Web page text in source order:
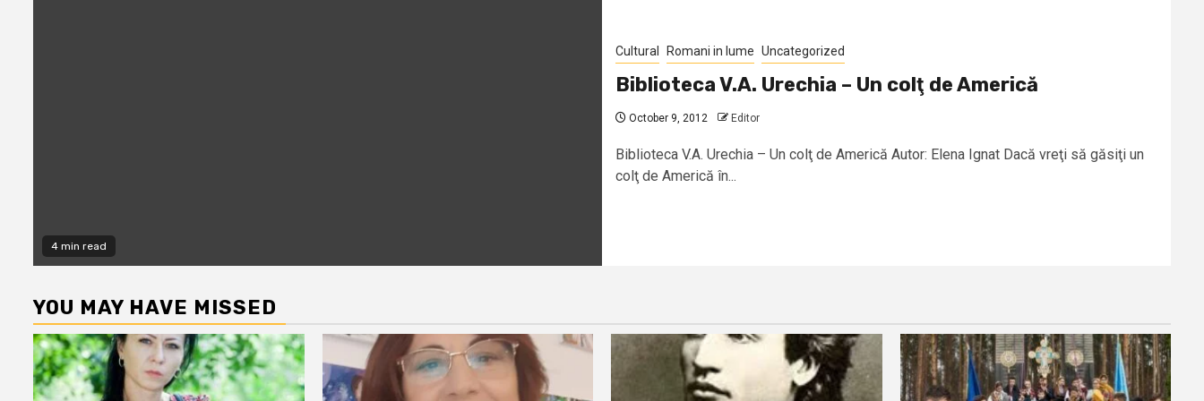
4 min read
Cultural Romani in lume Uncategorized
Biblioteca V.A. Urechia – Un colţ de Americă
October 9, 2012 Editor
Biblioteca V.A. Urechia – Un colţ de Americă Autor: Elena Ignat Dacă vreţi să găsiţi un
colţ de Americă în...
YOU MAY HAVE MISSED